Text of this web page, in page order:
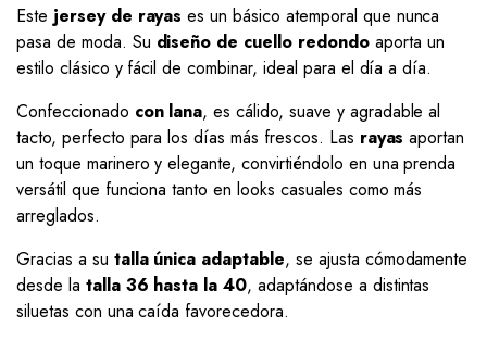
Este jersey de rayas es un básico atemporal que nunca
pasa de moda. Su diseño de cuello redondoaporta un
estilo clásico y fácil de combinar, ideal para el día a día.
Confeccionado con lana, es cálido, suave y agradable al
tacto, perfecto para los días más frescos. Las rayas aportan
un toque marinero y elegante, convirtiéndolo en una prenda
versátil que funciona tanto en looks casuales como más
arreglados.
Gracias a su talla única adaptable, se ajusta cómodamente
desde la talla 36 hasta la 40, adaptándose a distintas
siluetas con una caída favorecedora.